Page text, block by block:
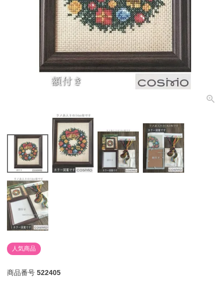
個人情報取り扱いについて
閉じる
人気商品
商品番号 522405